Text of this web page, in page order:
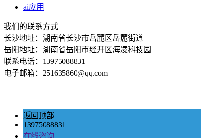
ai应用
我们的联系方式
长沙地址：湖南省长沙市岳麓区岳麓街道
岳阳地址：湖南省岳阳市经开区海凌科技园
联系电话：13975088831
电子邮箱：251635860@qq.com
返回顶部
13975088831
在线咨询